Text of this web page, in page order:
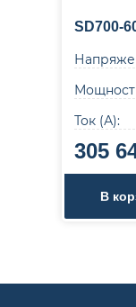
SD700-
Ток (А):
305
В